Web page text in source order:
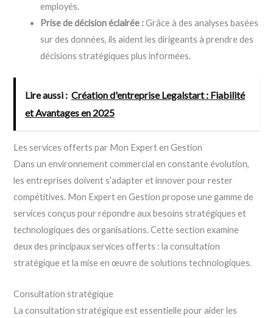
employés.
Prise de décision éclairée :Grâce à des analyses basées
sur des données, ils aident les dirigeants à prendre des
décisions stratégiques plus informées.
Lire aussi : Création d'entreprise Legalstart : Fiabilité
et Avantages en 2025
Les services offerts par Mon Expert en Gestion
Dans un environnement commercial en constante évolution,
les entreprises doivent s’adapter et innover pour rester
compétitives. Mon Expert en Gestion propose une gamme de
services conçus pour répondre aux besoins stratégiques et
technologiques des organisations. Cette section examine
deux des principaux services offerts : la consultation
stratégique et la mise en œuvre de solutions technologiques.
Consultation stratégique
La consultation stratégique est essentielle pour aider les